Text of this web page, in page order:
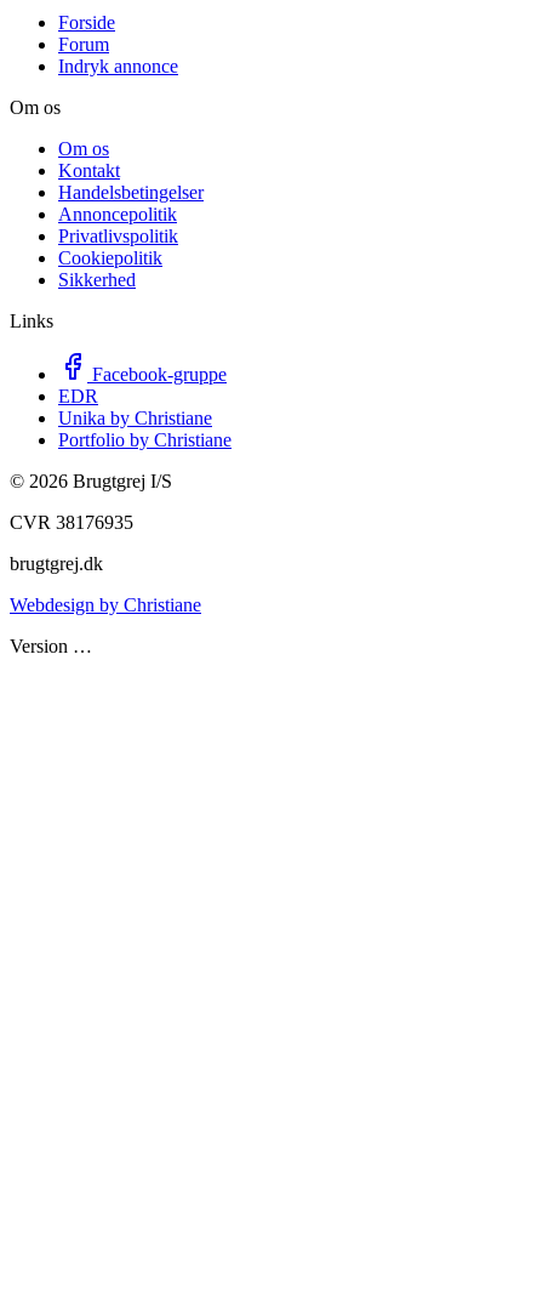
Forside
Forum
Indryk annonce
Om os
Om os
Kontakt
Handelsbetingelser
Annoncepolitik
Privatlivspolitik
Cookiepolitik
Sikkerhed
Links
Facebook-gruppe
EDR
Unika by Christiane
Portfolio by Christiane
© 2026 Brugtgrej I/S
CVR 38176935
brugtgrej.dk
Webdesign by Christiane
Version …